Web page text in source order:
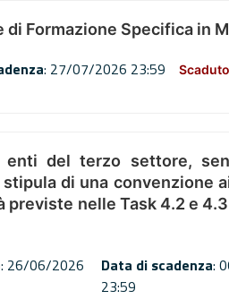
di Formazione Specifica in
: 27/07/2026 23:59
del terzo settore,
di una convenzione
nelle Task 4.2 e 4.3
26/06/2026
Data di scadenza:
23:59